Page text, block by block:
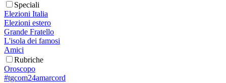
Speciali
Elezioni Italia
Elezioni estero
Grande Fratello
L'isola dei famosi
Amici
Rubriche
Oroscopo
#tgcom24amarcord